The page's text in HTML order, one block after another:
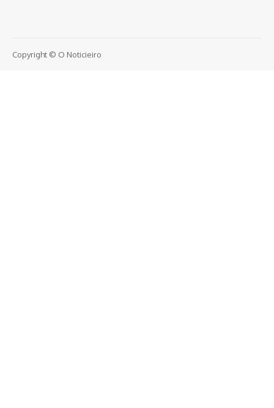
Copyright © O Noticieiro